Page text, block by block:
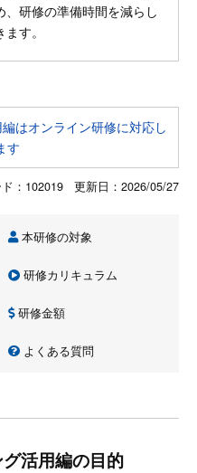
研修の準備時間を減らし
す。
はオンライン研修に対応し
す
：102019 更新日： 2026/05/27
本研修の対象
研修カリキュラム
研修金額
よくある質問
活用編の目的